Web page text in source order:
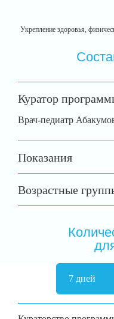
Укрепление здоровья,
Куратор
Врач-педиатр
Показания
Возрастные